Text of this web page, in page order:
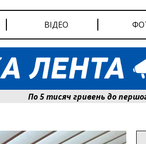
ВІДЕО
По 5 тисяч гривень до першого